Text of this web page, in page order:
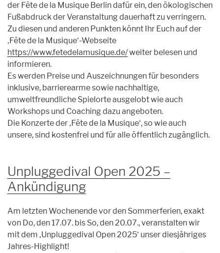
der Fête de la Musique Berlin dafür ein, den ökologischen
Fußabdruck der Veranstaltung dauerhaft zu verringern.
Zu diesen und anderen Punkten könnt Ihr Euch auf der
‚Fête de la Musique‘-Webseite
https://www.fetedelamusique.de/weiter belesen und
informieren.
Es werden Preise und Auszeichnungen für besonders
inklusive, barrierearme sowie nachhaltige,
umweltfreundliche Spielorte ausgelobt wie auch
Workshops und Coaching dazu angeboten.
Die Konzerte der ‚Fête de la Musique‘, so wie auch
unsere, sind kostenfrei und für alle öffentlich zugänglich.
Unpluggedival Open 2025 –
Ankündigung
Am letzten Wochenende vor den Sommerferien, exakt
von Do, den 17.07. bis So, den 20.07., veranstalten wir
mit dem ‚Unpluggedival Open 2025‘ unser diesjähriges
Jahres-Highlight!